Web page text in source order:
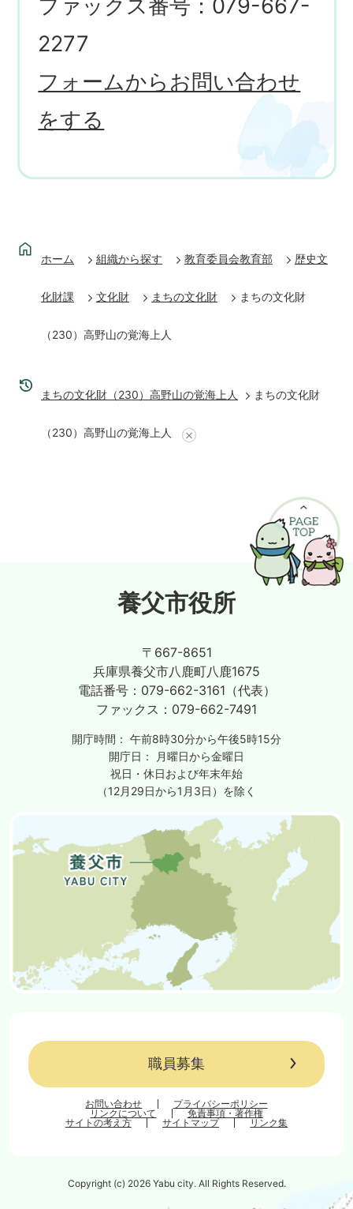
ファックス番号：079-667-
2277
フォームからお問い合わせ
をする
ホーム 組織から探す 教育委員会教育部 歴史文
化財課 文化財 まちの文化財 まちの文化財
（230）高野山の覚海上人
まちの文化財（230）高野山の覚海上人 まちの文化財
（230）高野山の覚海上人
養父市役所
〒667-8651
兵庫県養父市八鹿町八鹿1675
電話番号： 079-662-3161（代表）
ファックス： 079-662-7491
開庁時間： 午前8時30分から午後5時15分
開庁日：
月曜日から金曜日
祝日・休日および年末年始
（12月29日から1月3日）を除く
職員募集
お問い合わせ
プライバシーポリシー
リンクについて
免責事項・著作権
サイトの考え方
サイトマップ リンク集
Copyright (c) 2026 Yabu city. All Rights Reserved.